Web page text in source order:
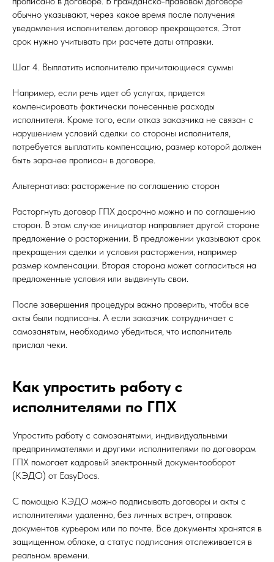
обычно указывают, через какое время после получения
уведомления исполнителем договор прекращается. Этот
срок нужно учитывать при расчете даты отправки.
Шаг 4. Выплатить исполнителю причитающиеся суммы
Например, если речь идет об услугах, придется
компенсировать фактически понесенные расходы
исполнителя. Кроме того, если отказ заказчика не связан с
нарушением условий сделки со стороны исполнителя,
потребуется выплатить компенсацию, размер которой должен
быть заранее прописан в договоре.
Альтернатива: расторжение по соглашению сторон
Расторгнуть договор ГПХ досрочно можно и по соглашению
сторон. В этом случае инициатор направляет другой стороне
предложение о расторжении. В предложении указывают срок
прекращения сделки и условия расторжения, например
размер компенсации. Вторая сторона может согласиться на
предложенные условия или выдвинуть свои.
После завершения процедуры важно проверить, чтобы все
акты были подписаны. А если заказчик сотрудничает с
самозанятым, необходимо убедиться, что исполнитель
прислал чеки.
Как упростить работу с
исполнителями по ГПХ
Упростить работу с самозанятыми, индивидуальными
предпринимателями и другими исполнителями по договорам
ГПХ помогает кадровый электронный документооборот
(КЭДО) от EasyDocs.
С помощью КЭДО можно подписывать договоры и акты с
исполнителями удаленно, без личных встреч, отправок
документов курьером или по почте. Все документы хранятся в
защищенном облаке, а статус подписания отслеживается в
реальном времени.